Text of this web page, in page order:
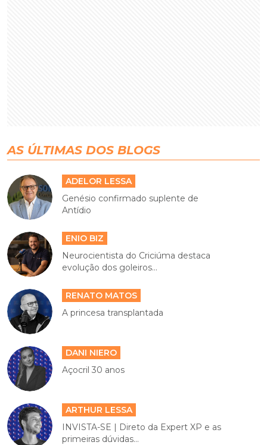
AS ÚLTIMAS DOS BLOGS
ADELOR LESSA
Genésio confirmado suplente de
Antídio
ENIO BIZ
Neurocientista do Criciúma destaca
evolução dos goleiros...
RENATO MATOS
A princesa transplantada
DANI NIERO
Açocril 30 anos
ARTHUR LESSA
INVISTA-SE | Direto da Expert XP e as
primeiras dúvidas...